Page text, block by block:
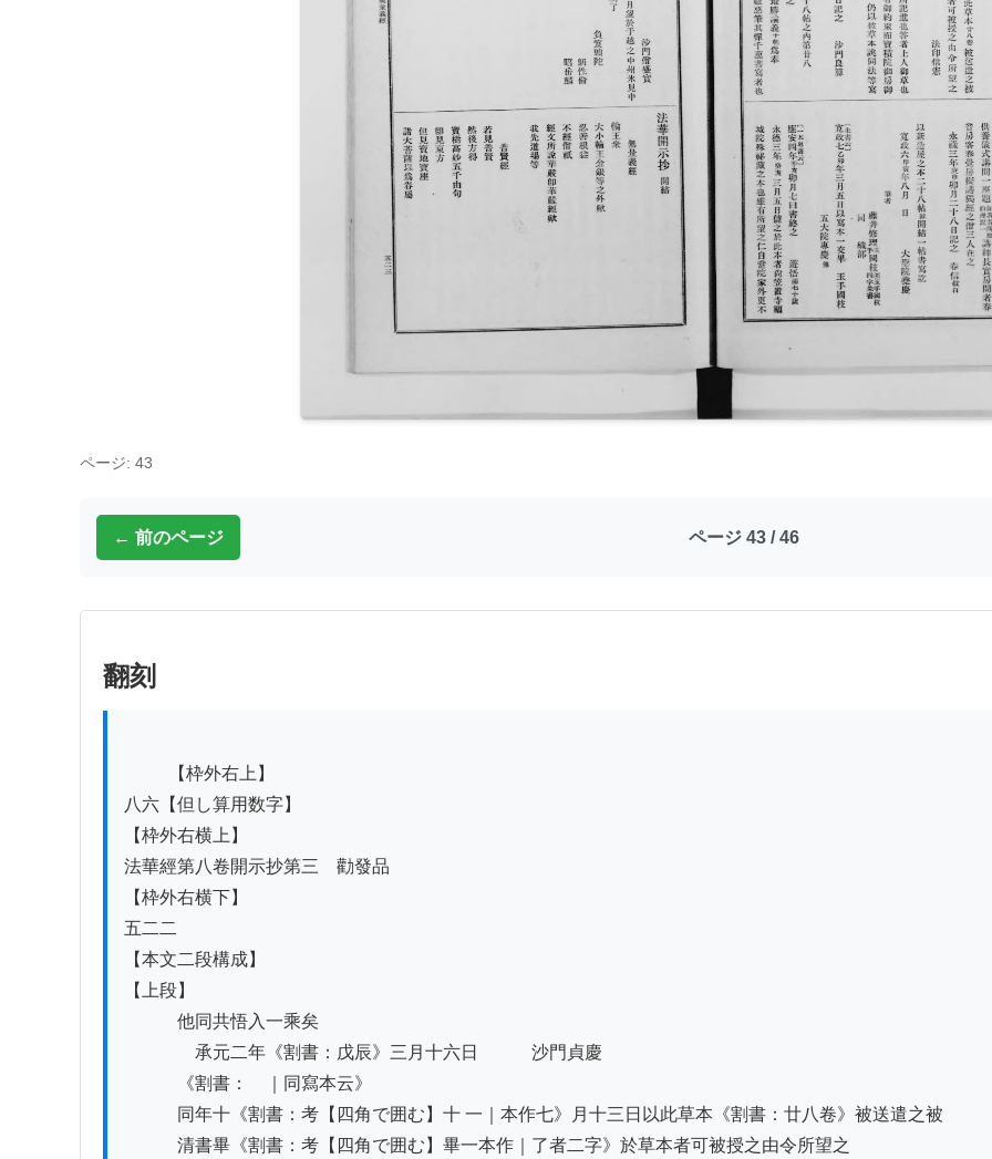
ページ: 43
← 前のページ ページ 43 / 46
翻刻
八六【但し算用数字】
【枠外右横上】
法華經第八卷開示抄第三　勸發品
【枠外右横下】
五二二
【本文二段構成】
【上段】
他同共悟入一乘矣
承元二年《割書：戊辰》三月十六日　　　沙門貞慶
《割書：　｜同寫本云》
同年十《割書：考【四角で囲む】十 一｜本作七》月十三日以此草本《割書：廿八卷》被送遣之被
清書畢《割書：考【四角で囲む】畢一本作｜了者二字》於草本者可被授之由令所望之